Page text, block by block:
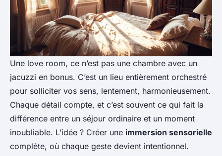
Une love room, ce n’est pas une chambre avec un
jacuzzi en bonus. C’est un lieu entièrement orchestré
pour solliciter vos sens, lentement, harmonieusement.
Chaque détail compte, et c’est souvent ce qui fait la
différence entre un séjour ordinaire et un moment
inoubliable. L’idée ? Créer une immersion sensorielle
complète, où chaque geste devient intentionnel.